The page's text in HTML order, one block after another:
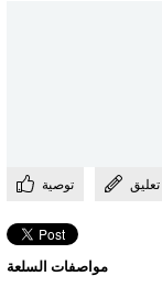
توصية تعليق
مواصفات السلعة